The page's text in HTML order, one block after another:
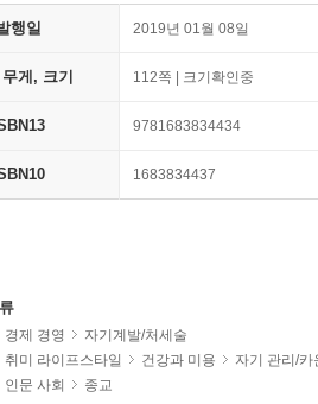
행일 2019년 01월 08일
게, 크기 112쪽 | 크기확인중
9781683834434
1683834437
경제 경영
자기계발/처세술
취미 라이프스타일 건강과 미용
자기 관리/카
인문 사회 종교